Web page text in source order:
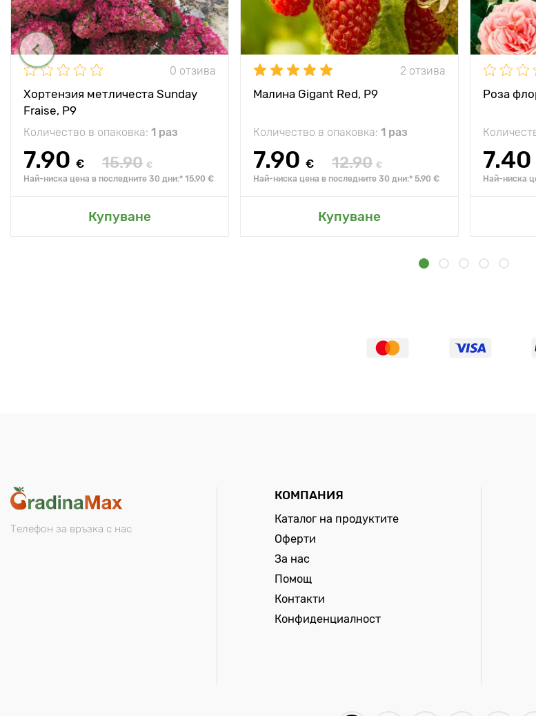
0 отзива
Хортензия метличеста Sunday
Fraise, P9
Количество в опаковка: 1 раз
7.90 € 15.90 €
Най-ниска цена в последните 30 дни:* 15.90 €
Купуване
2 отзива
Малина Gigant Red, Р9
Количество в опаковка: 1 раз
7.90 € 12.90 €
Най-ниска цена в последните 30 дни:* 5.90 €
Купуване
Роза
7.40
Най-ниска
Телефон за връзка с нас
КОМПАНИЯ
Каталог на продуктите
Оферти
За нас
Помощ
Контакти
Конфиденциалност